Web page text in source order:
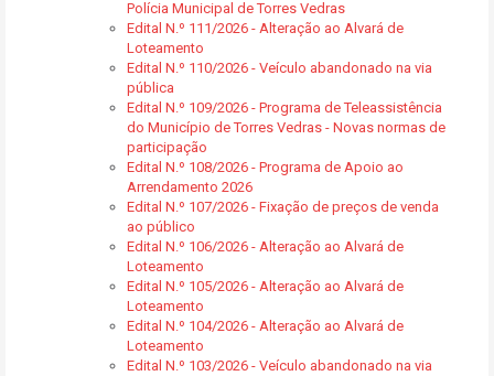
Polícia Municipal de Torres Vedras
Edital N.º 111/2026 - Alteração ao Alvará de
Loteamento
Edital N.º 110/2026 - Veículo abandonado na via
pública
Edital N.º 109/2026 - Programa de Teleassistência
do Município de Torres Vedras - Novas normas de
participação
Edital N.º 108/2026 - Programa de Apoio ao
Arrendamento 2026
Edital N.º 107/2026 - Fixação de preços de venda
ao público
Edital N.º 106/2026 - Alteração ao Alvará de
Loteamento
Edital N.º 105/2026 - Alteração ao Alvará de
Loteamento
Edital N.º 104/2026 - Alteração ao Alvará de
Loteamento
Edital N.º 103/2026 - Veículo abandonado na via